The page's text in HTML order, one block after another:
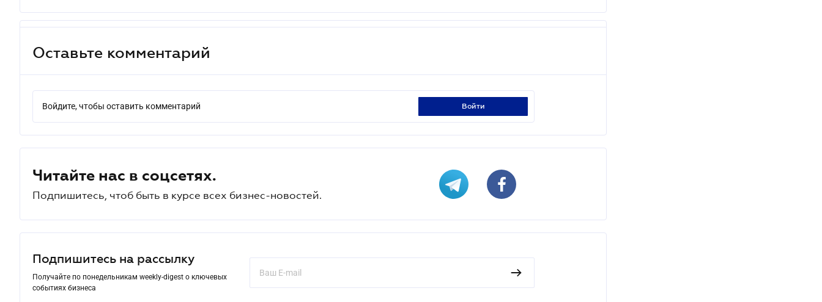
Оставьте комментарий
Войдите, чтобы оставить комментарий войти
Читайте нас в соцсетях.
Подпишитесь, чтоб быть в курсе всех бизнес-новостей.
Подпишитесь на рассылку
Получайте по понедельникам weekly-digest о ключевых
событиях бизнеса